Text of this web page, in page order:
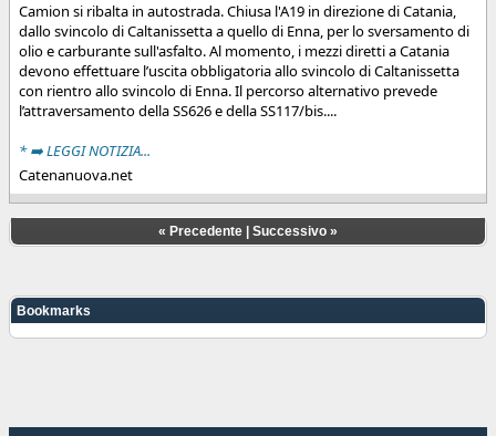
Camion si ribalta in autostrada. Chiusa l'A19 in direzione di Catania,
dallo svincolo di Caltanissetta a quello di Enna, per lo sversamento di
olio e carburante sull'asfalto. Al momento, i mezzi diretti a Catania
devono effettuare l’uscita obbligatoria allo svincolo di Caltanissetta
con rientro allo svincolo di Enna. Il percorso alternativo prevede
l’attraversamento della SS626 e della SS117/bis....
* ➡️ LEGGI NOTIZIA...
Catenanuova.net
« Precedente Successivo »
Bookmarks